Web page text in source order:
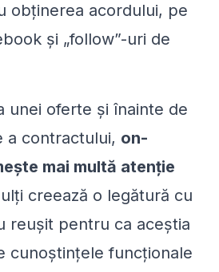
obținerea acordului, pe
și „follow”-uri de
unei oferte și înainte de
a contractului, on-
mai multă atenție
creează o legătură cu
reușit pentru ca aceștia
cunoștințele funcționale